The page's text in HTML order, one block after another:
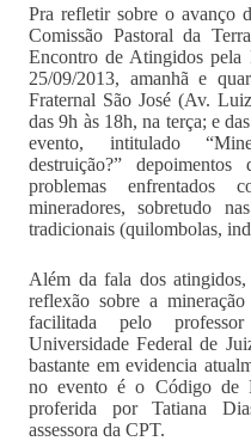
Pra refletir sobre o avanço
Comissão Pastoral da
Encontro de Atingidos pela
25/09/2013, amanhã e
Fraternal São José (Av.
das 9h às 18h, na terça; e
evento, intitulado
destruição?”
problemas enfrentados
mineradores, sobretudo
tradicionais (quilombolas,
Além da fala dos
reflexão sobre a
facilitada pelo
Universidade Federal de
bastante em evidencia
no evento é o Código de
proferida por Tatiana
assessora da CPT.